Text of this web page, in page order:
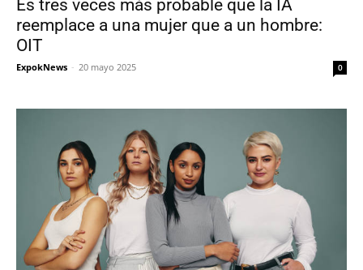
Es tres veces más probable que la IA
reemplace a una mujer que a un hombre:
OIT
ExpokNews - 20 mayo 2025 0